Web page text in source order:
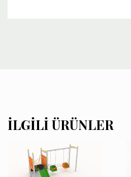
İLGILI ÜRÜNLER